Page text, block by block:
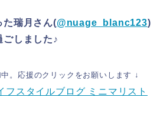
た瑞月さん(@nuage_blanc123)
ごしました♪
。応援のクリックをお願いします ↓